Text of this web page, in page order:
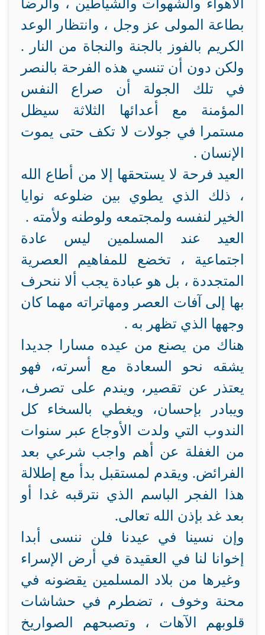
الأهواء والشهوات والشياطين ، والرضا
بطاعة المولى عز وجل ، وانتظار الوعد
الكريم بالفوز بالجنة والنجاة من النار .
ولكن دون أن تنسي هذه الفرحة بالنصر
في تلك الجولة أن صراع النفس
المؤمنة مع أعدائها الثلاثة سيظل
مستمرا في جولات لا تكف حتى يموت
الإنسان .
العيد فرحة لا يستحقها إلا من أطاع الله
، ذلك الذي يطوي بين ضلوعه نوايا
الخير لنفسه ولمجتمعه ولوطنه ولأمته .
العيد عند المسلمين ليس عادة
اجتماعية ، تخضع للمفاهيم العصرية
المتجددة ، بل هو عبادة يجب ألا ننحرف
بها إلى آفات العصر ومهاتراته مهما كان
وجهها الذي تظهر به .
هناك من يصنع من عيده مسارا جديدا
يشقه نحو السعادة مع أسرته، فهو
يعتذر عن تقصير، ويندم على تصرف،
ويبادر بإحسان، ويغطي بالسخاء كل
الندوب التي ولدت الأوجاع عبر سنوات
من الغفلة عن أهم واجب شرعي بعد
الفرائض. ويقدم لمستقبل بدأ مع إطلالة
هذا الفجر الباسم الذي نترقبه غدا أو
بعد غد بإذن الله تعالى.
وإن نسينا في عيدنا فلن ننسى أبدا
إخوانا لنا في العقيدة في أرض الإسراء
وغيرها من بلاد المسلمين يقضونه في
محنة وخوف ، تضطرم في حشاشات
قلوبهم الآهات ، وتصبحهم الصواريخ